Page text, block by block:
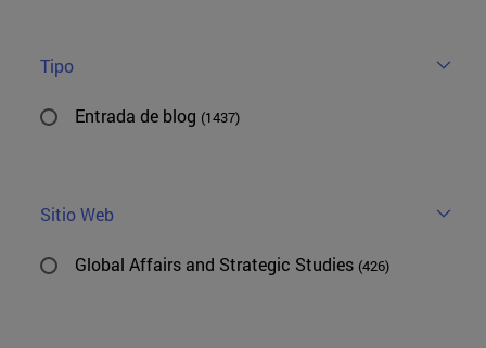
Tipo
Entrada de blog (1437)
Sitio Web
Global Affairs and Strategic Studies (426)